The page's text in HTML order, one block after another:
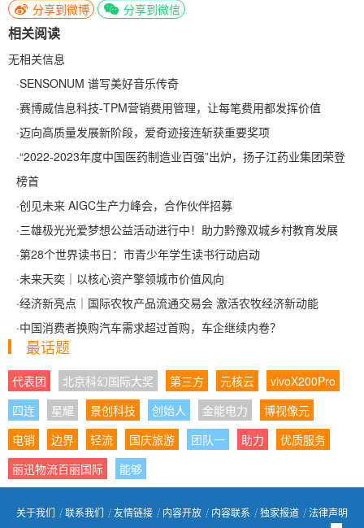
分享到微博
分享到微信
相关阅读
无相关信息
·SENSONUM 谱写美好音乐传奇
·赛博威信息科技-TPM营销费用管理，让每笔费用都发挥价值
·迈向高质量发展新阶段，爱奇迹接连斩获重要奖项
·“2022-2023年度中国医药制造业百强”出炉，扬子江药业集团荣登
榜首
·创见未来 AIGC生产力峰会，合作伙伴招募
·三雄极光光爱梦想公益活动进行中！助力黔豫双城乡村教育发展
·第28个世界读书日：市青少年学生读书行动启动
·未来天奕｜以核心资产擎领城市价值风向
·经济新亮点｜国际农牧产品流通交易会 激活农牧经济新动能
·中国消费者换购汽车需求超过首购，车企继续内卷？
最话题
代表团 北京科幻国际大奖 第三方 元核云
vivoX200Pro
四连
星耀 景创科技 创始人 金能电力
博视像元
电销
边界 轻流 国庆旅游 团队一 助力
优质服务
丽迅物流百丽国际
能够
关于我们 ┊ 联系我们 ┊ 友情链接 ┊ 内容开放 ┊ 内容联系 ┊ 独家报道 ┊ 法律声明